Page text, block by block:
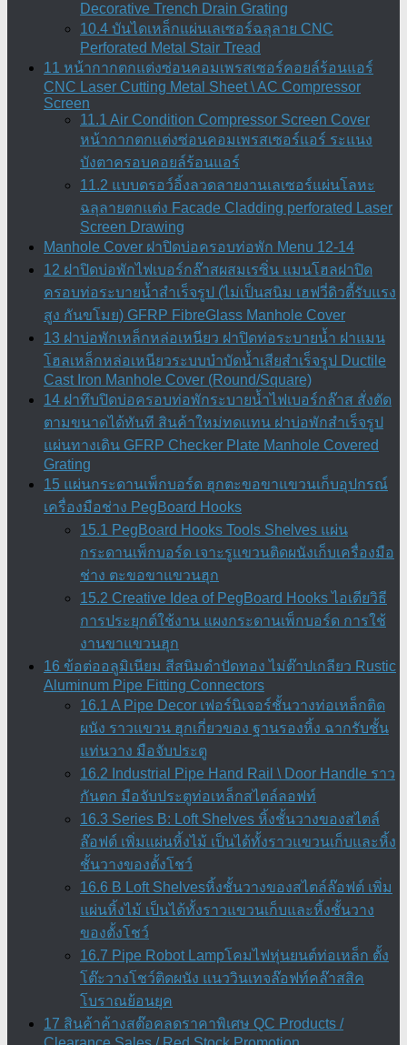
Decorative Trench Drain Grating
10.4 บันไดเหล็กแผ่นเลเซอร์ฉลุลาย CNC
Perforated Metal Stair Tread
11 หน้ากากตกแต่งซ่อนคอมเพรสเซอร์คอยล์ร้อนแอร์
CNC Laser Cutting Metal Sheet \ AC Compressor
Screen
11.1 Air Condition Compressor Screen Cover
หน้ากากตกแต่งซ่อนคอมเพรสเซอร์แอร์ ระแนง
บังตาครอบคอยล์ร้อนแอร์
11.2 แบบดรอว์อิ้งลวดลายงานเลเซอร์แผ่นโลหะ
ฉลุลายตกแต่ง Facade Cladding perforated Laser
Screen Drawing
Manhole Cover ฝาปิดบ่อครอบท่อพัก Menu 12-14
12 ฝาปิดบ่อพักไฟเบอร์กล๊าสผสมเรซิ่น แมนโฮลฝาปิด
ครอบท่อระบายน้ำสำเร็จรูป (ไม่เป็นสนิม เฮฟวี่ดิวตี้รับแรง
สูง กันขโมย) GFRP FibreGlass Manhole Cover
13 ฝาบ่อพักเหล็กหล่อเหนียว ฝาปิดท่อระบายน้ำ ฝาแมน
โฮลเหล็กหล่อเหนียวระบบบำบัดน้ำเสียสำเร็จรูป Ductile
Cast Iron Manhole Cover (Round/Square)
14 ฝาทึบปิดบ่อครอบท่อพักระบายน้ำไฟเบอร์กล๊าส สั่งตัด
ตามขนาดได้ทันที สินค้าใหม่ทดแทน ฝาบ่อพักสําเร็จรูป
แผ่นทางเดิน GFRP Checker Plate Manhole Covered
Grating
15 แผ่นกระดานเพ็กบอร์ด ฮุกตะขอขาแขวนเก็บอุปกรณ์
เครื่องมือช่าง PegBoard Hooks
15.1 PegBoard Hooks Tools Shelves แผ่น
กระดานเพ็กบอร์ด เจาะรูแขวนติดผนังเก็บเครื่องมือ
ช่าง ตะขอขาแขวนฮุก
15.2 Creative Idea of PegBoard Hooks ไอเดียวิธี
การประยุกต์ใช้งาน แผงกระดานเพ็กบอร์ด การใช้
งานขาแขวนฮุก
16 ข้อต่ออลูมิเนียม สีสนิมดำปัดทอง ไม่ต๊าปเกลียว Rustic
Aluminum Pipe Fitting Connectors
16.1 A Pipe Decor เฟอร์นิเจอร์ชั้นวางท่อเหล็กติด
ผนัง ราวแขวน ฮุกเกี่ยวของ ฐานรองหิ้ง ฉากรับชั้น
แท่นวาง มือจับประตู
16.2 Industrial Pipe Hand Rail \ Door Handle ราว
กันตก มือจับประตูท่อเหล็กสไตล์ลอฟท์
16.3 Series B: Loft Shelves หิ้งชั้นวางของสไตล์
ล๊อฟต์ เพิ่มแผ่นหิ้งไม้ เป็นได้ทั้งราวแขวนเก็บและหิ้ง
ชั้นวางของตั้งโชว์
16.6 B Loft Shelvesหิ้งชั้นวางของสไตล์ล๊อฟต์ เพิ่ม
แผ่นหิ้งไม้ เป็นได้ทั้งราวแขวนเก็บและหิ้งชั้นวาง
ของตั้งโชว์
16.7 Pipe Robot Lampโคมไฟหุ่นยนต์ท่อเหล็ก ตั้ง
โต๊ะวางโชว์ติดผนัง แนววินเทจล๊อฟท์คล๊าสสิค
โบราณย้อนยุค
17 สินค้าค้างสต๊อคลดราคาพิเศษ QC Products /